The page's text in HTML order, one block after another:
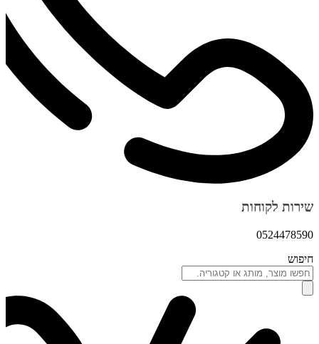
שירות לקוחות
0524478590
חיפוש